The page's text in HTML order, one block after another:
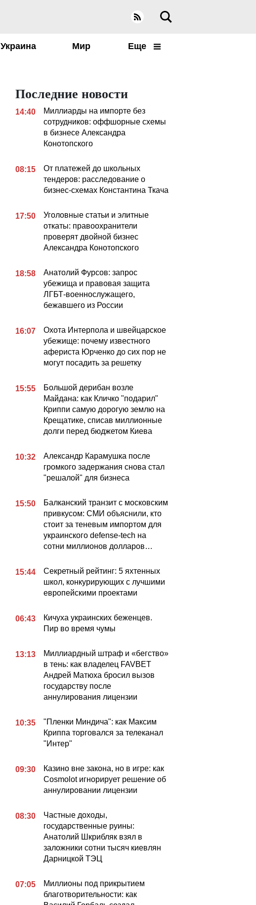
Украина Мир Еще
Последние новости
14:40
Миллиарды на импорте без
сотрудников: оффшорные схемы
в бизнесе Александра
Конотопского
08:15
От платежей до школьных
тендеров: расследование о
бизнес-схемах Константина Ткача
17:50
Уголовные статьи и элитные
откаты: правоохранители
проверят двойной бизнес
Александра Конотопского
18:58
Анатолий Фурсов: запрос
убежища и правовая защита
ЛГБТ-военнослужащего,
бежавшего из России
16:07
Охота Интерпола и швейцарское
убежище: почему известного
афериста Юрченко до сих пор не
могут посадить за решетку
15:55
Большой дерибан возле
Майдана: как Кличко "подарил"
Криппи самую дорогую землю на
Крещатике, списав миллионные
долги перед бюджетом Киева
10:32
Александр Карамушка после
громкого задержания снова стал
"решалой" для бизнеса
15:50
Балканский транзит с московским
привкусом: СМИ объяснили, кто
стоит за теневым импортом для
украинского defense-tech на
сотни миллионов долларов…
15:44
Секретный рейтинг: 5 яхтенных
школ, конкурирующих с лучшими
европейскими проектами
06:43
Кичуха украинских беженцев.
Пир во время чумы
13:13
Миллиардный штраф и «бегство»
в тень: как владелец FAVBET
Андрей Матюха бросил вызов
государству после
аннулирования лицензии
10:35
"Пленки Миндича": как Максим
Криппа торговался за телеканал
"Интер"
09:30
Казино вне закона, но в игре: как
Cosmolot игнорирует решение об
аннулировании лицензии
08:30
Частные доходы,
государственные руины:
Анатолий Шкрибляк взял в
заложники сотни тысяч киевлян
Дарницкой ТЭЦ
07:05
Миллионы под прикрытием
благотворительности: как